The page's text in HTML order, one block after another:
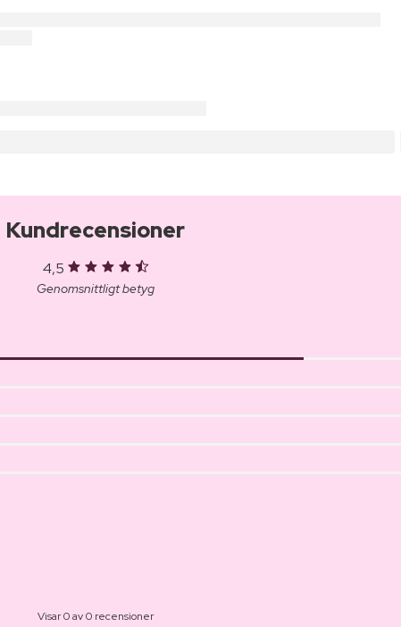
Kundrecensioner
4,5
Genomsnittligt betyg
Visar 0 av 0 recensioner